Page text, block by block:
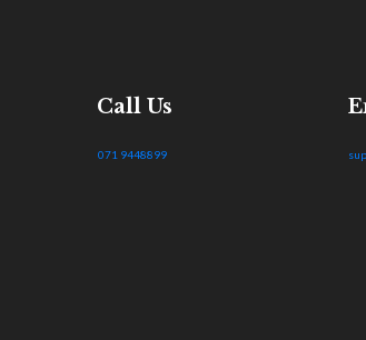
Call Us
071 9448899